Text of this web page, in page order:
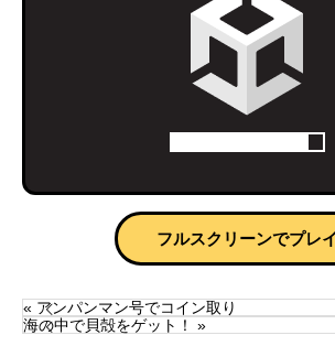
フルスクリーンでプレイ
« アンパンマン号でコイン取り
海の中で貝殻をゲット！ »